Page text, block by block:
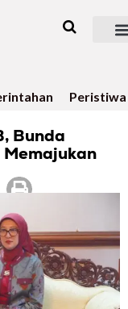
Peristiwa
Bunda